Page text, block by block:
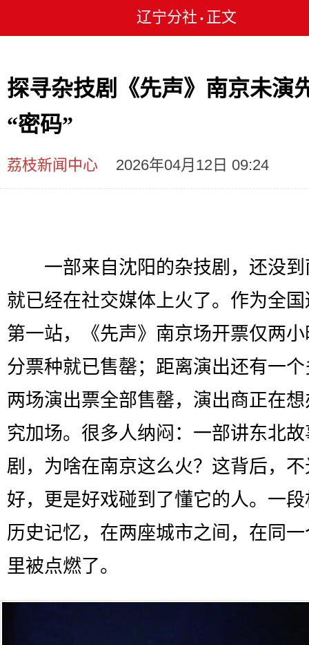
辽宁分社 • 正文
探寻杂技剧《先声》南京未演
“密码”
荔枝新闻中心 2026年04月12日 09:24
一部来自沈阳的杂技剧，还没到
就已经在社交媒体上火了。作为全
第一站，《先声》南京场开票仅两
分票种就已售罄；距离演出还有一
两场演出票全部售罄，演出商正在
究加场。很多人纳闷：一部讲东北
剧，为啥在南京这么火？这背后，
好，更是好戏碰到了懂它的人。一
历史记忆，在两座城市之间，在同
里被点燃了。